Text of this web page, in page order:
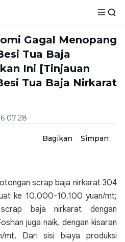
Gagal Menopang
Tua Baja
Ini [Tinjauan
Tua Baja Nirkarat
07:28
Bagikan Simpan
scrap baja nirkarat 304
ke 10.000-10.100 yuan/mt;
baja nirkarat dengan
juga naik, dengan kisaran
mt. Dari sisi biaya produksi